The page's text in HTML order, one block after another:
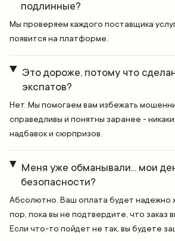
подлинные?
Мы проверяем каждого поставщика
появится на платформе.
Это дороже, потому что
экспатов?
Нет. Мы помогаем вам избежать
справедливы и понятны заранее -
надбавок и сюрпризов.
Меня уже обманывали... мои
безопасности?
Абсолютно. Ваш оплата будет надежно
пор, пока вы не подтвердите, что заказ
Если что-то пойдет не так, вы будете